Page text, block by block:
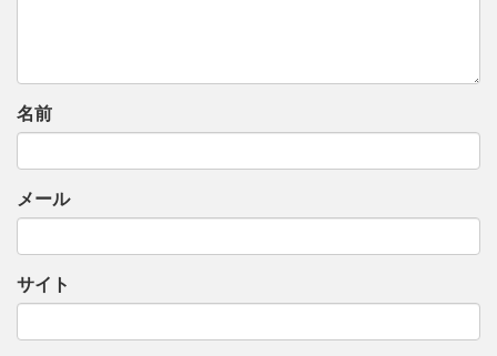
名前
メール
サイト